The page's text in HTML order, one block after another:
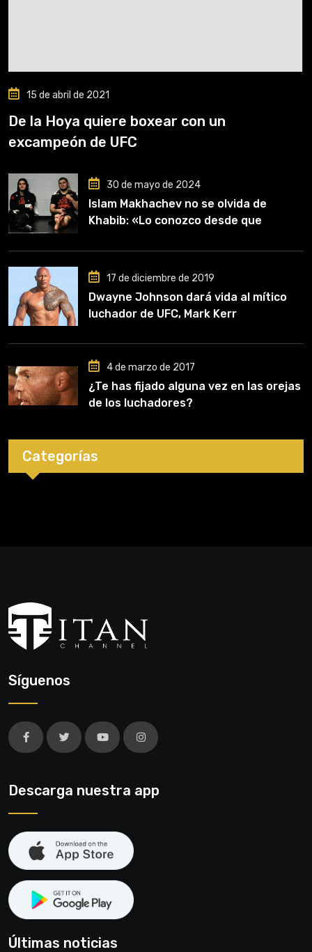
15 de abril de 2021
De la Hoya quiere boxear con un
excampeón de UFC
30 de mayo de 2024
Islam Makhachev no se olvida de
Khabib: «Lo conozco desde que
clave en mi carrera»
17 de diciembre de 2019
Dwayne Johnson dará vida al mítico
luchador de UFC, Mark Kerr
4 de marzo de 2017
¿Te has fijado alguna vez en las orejas
de los luchadores?
Categorías
Síguenos
Descarga nuestra app
Últimas noticias